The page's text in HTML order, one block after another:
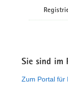
Sie sind im
Zum Portal für